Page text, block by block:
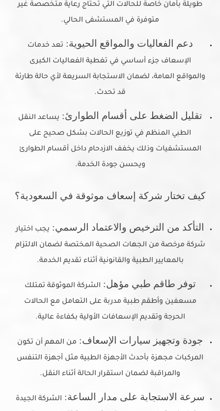
طويلة بأمان خاصة للحالات التي تحتاج رعاية متخصصة غير
متوفرة في المستشفى الحالي.
دعم الفعاليات والمواقع الحيوية: تعد خدمات
الإسعاف جزء أساسي في تغطية الفعاليات الكبرى
والمواقع العامة، لضمان الاستجابة السريعة لأي حالة طارئة
قد تحدث.
تقليل الضغط على أقسام الطوارئ: يساعد النقل
الطبي المنظم في توزيع الحالات بشكل صحيح على
المستشفيات وذلك يخفف الازدحام داخل أقسام الطوارئ
ويحسن جودة الخدمة.
كيف تختار شركة إسعاف موثوقة في السعودية؟
التأكد من الترخيص والاعتماد الرسمي: يجب اختيار
شركة مرخصة من الجهات الصحية المختصة لضمان الالتزام
بالمعايير الطبية والقانونية أثناء تقديم الخدمة.
توفر طاقم طبي مؤهل: الشركة الموثوقة تمتلك
مسعفين وأطقم طبية مدربة على التعامل مع الحالات
الحرجة وتقديم الإسعافات الأولية بكفاءة عالية.
جودة وتجهيز سيارات الإسعاف: من المهم أن تكون
المركبات مجهزة بأحدث الأجهزة الطبية مثل أجهزة التنفس
والمراقبة لضمان استقرار الحالة أثناء النقل.
سرعة الاستجابة على مدار الساعة: الشركة الجيدة